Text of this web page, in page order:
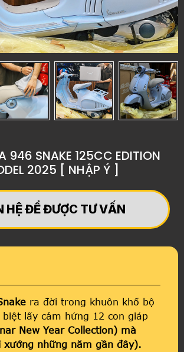
946 SNAKE 125CC EDITION
2025 [ NHẬP Ý ]
HỆ ĐỂ ĐƯỢC TƯ VẤN
ra đời trong khuôn khổ bộ
lấy cảm hứng 12 con giáp
New Year Collection) mà
xướng những năm gần đây).